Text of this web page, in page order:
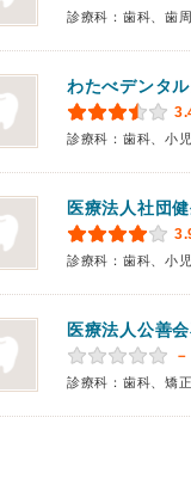
診療科：歯科、歯
わたべデンタ
診療科：歯科、小
医療法人社団
診療科：歯科、小
医療法人公善
－
診療科：歯科、矯